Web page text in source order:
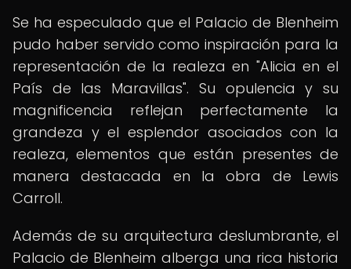
Se ha especulado que el Palacio de Blenheim
pudo haber servido como inspiración para la
representación de la realeza en "Alicia en el
País de las Maravillas". Su opulencia y su
magnificencia reflejan perfectamente la
grandeza y el esplendor asociados con la
realeza, elementos que están presentes de
manera destacada en la obra de Lewis
Carroll.
Además de su arquitectura deslumbrante, el
Palacio de Blenheim alberga una rica historia